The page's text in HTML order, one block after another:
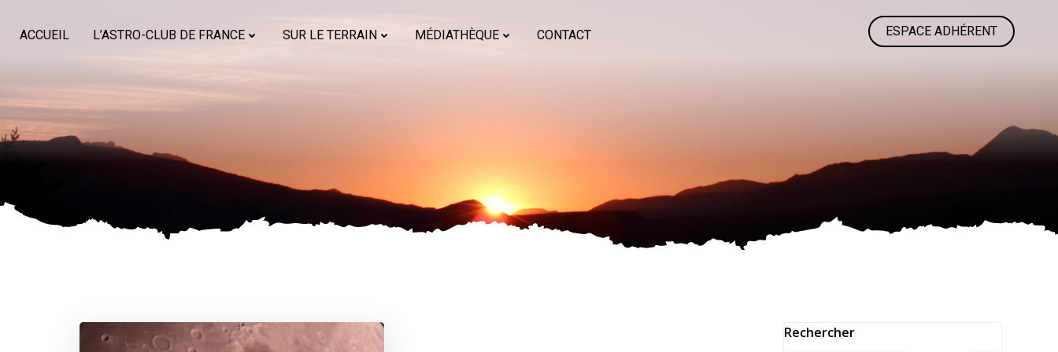
ACCUEIL L’ASTRO-CLUB DE FRANCE SUR LE TERRAIN MÉDIATHÈQUE CONTACT ESPACE ADHÉRENT
Rechercher